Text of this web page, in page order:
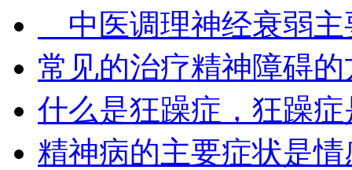
中医调理神经衰弱主
常见的治疗精神障碍
什么是狂躁症，狂躁
精神病的主要症状是